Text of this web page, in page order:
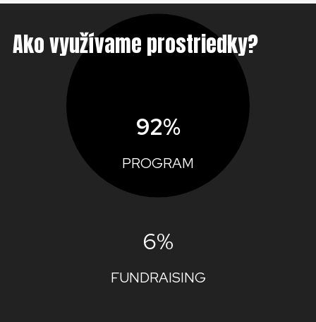
Ako využívame prostriedky?
92%
PROGRAM
6%
FUNDRAISING